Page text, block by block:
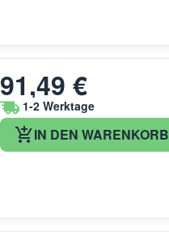
91,49 €
1-2 Werktage
IN DEN WARENKORB